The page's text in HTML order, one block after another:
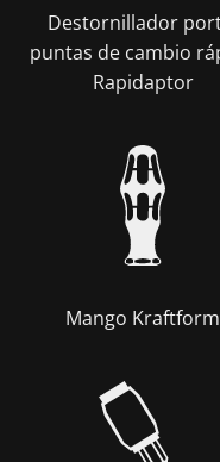
Destornillador
puntas de cambio
Rapidaptor
Mango Kraftform